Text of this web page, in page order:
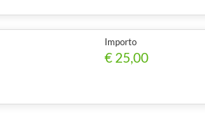
Importo
€ 25,00